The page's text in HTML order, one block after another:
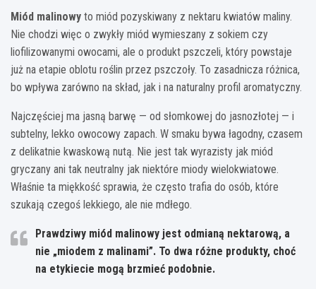
Miód malinowy to miód pozyskiwany z nektaru kwiatów maliny.
Nie chodzi więc o zwykły miód wymieszany z sokiem czy
liofilizowanymi owocami, ale o produkt pszczeli, który powstaje
już na etapie oblotu roślin przez pszczoły. To zasadnicza różnica,
bo wpływa zarówno na skład, jak i na naturalny profil aromatyczny.
Najczęściej ma jasną barwę — od słomkowej do jasnozłotej — i
subtelny, lekko owocowy zapach. W smaku bywa łagodny, czasem
z delikatnie kwaskową nutą. Nie jest tak wyrazisty jak miód
gryczany ani tak neutralny jak niektóre miody wielokwiatowe.
Właśnie ta miękkość sprawia, że często trafia do osób, które
szukają czegoś lekkiego, ale nie mdłego.
Prawdziwy miód malinowy jest odmianą nektarową, a
nie „miodem z malinami”. To dwa różne produkty, choć
na etykiecie mogą brzmieć podobnie.